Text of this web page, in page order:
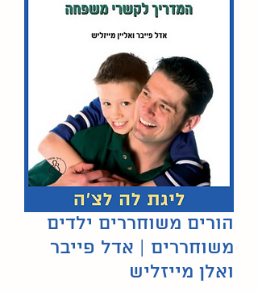
הורים משוחררים ילדים
משוחררים | אדל פייבר
ואלן מייזליש